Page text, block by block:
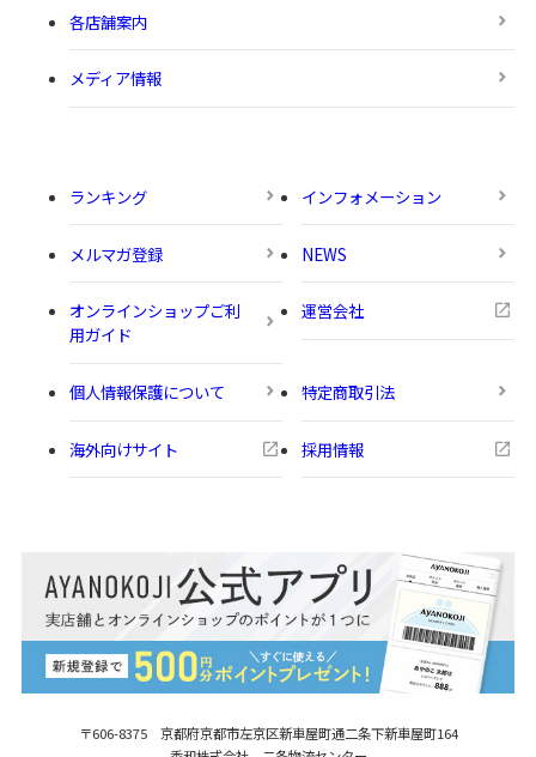
〒606-8375 京都府京都市左京区新車屋町通二条下新車屋町164
各店舗案内
メディア情報
ランキング インフォメーション
メルマガ登録 NEWS
オンラインショップご利
用ガイド
運営会社
個人情報保護について 特定商取引法
海外向けサイト 採用情報